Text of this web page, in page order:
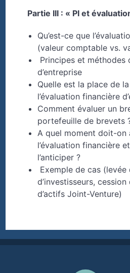
Partie III : « PI et
Qu’est-ce que
(valeur comptable vs.
Principes et méthodes
d’entreprise
Quelle est la place de
l’évaluation financière
Comment évaluer un
portefeuille de brevets
A quel moment doit-on
l’évaluation financière
l’anticiper ?
Exemple de cas
d’investisseurs,
d’actifs Joint-Venture)